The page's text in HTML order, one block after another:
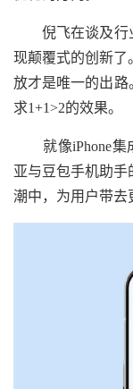
倪飞在谈及行业
现颠覆式的创新
放才是唯一的出路
求1+1>2的效果。
就像iPhone集成
亚与豆包手机助
潮中，为用户带去